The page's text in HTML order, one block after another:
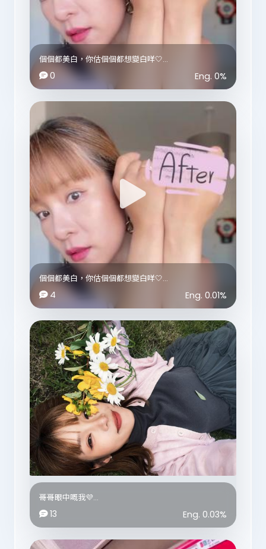
好耐冇做中式裙褂嘅造型，好懷念呢💜
個個都美白，你估個個都想變白咩🤍
由細到大我都唔介意曬黑，
傳聞呢個係舒華用開嘅美白方法，
不過我唔洗變到舒華咁白㗎，
只要手臂膚色可以同面部膚色一致返就可以，
目前做過3次都感覺良好(建議一星做1-2次)❣️
FYI: 喺英國買晒3樣產品只係用咗£23.71💸
0 Eng. 0%
個個都美白，你估個個都想變白咩🤍
由細到大我都唔介意曬黑，
傳聞呢個係舒華用開嘅美白方法，
不過我唔洗變到舒華咁白㗎，
只要手臂膚色可以同面部膚色一致返就可以，
目前做過3次都感覺良好(建議一星做1-2次)❣️
FYI: 喺英國買晒3樣產品只係用咗£23.71💸
4 Eng. 0.01%
哥哥眼中嘅我💜
呢張相影得唔錯，必須要貼堂留念📸
13 Eng. 0.03%